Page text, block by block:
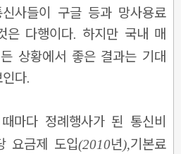
사들이 구글 등과 망사용료
은 다행이다. 하지만 국내 매
상황에서 좋은 결과는 기대
다.
마다 정례행사가 된 통신비
요금제 도입(2010년),기본료